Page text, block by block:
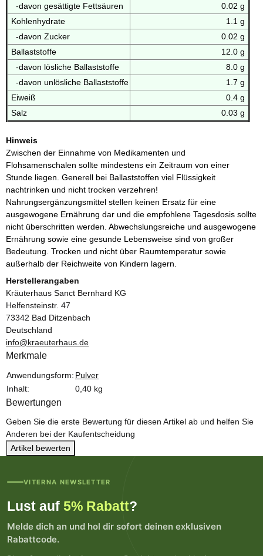
-davon gesättigte Fettsäuren
0.02 g
Kohlenhydrate
1.1 g
-davon Zucker
0.02 g
Ballaststoffe
12.0 g
-davon lösliche Ballaststoffe
8.0 g
-davon unlösliche Ballaststoffe
1.7 g
Eiweiß
0.4 g
Salz
0.03 g
Hinweis
Zwischen der Einnahme von Medikamenten und
Flohsamenschalen sollte mindestens ein Zeitraum von einer
Stunde liegen. Generell bei Ballaststoffen viel Flüssigkeit
nachtrinken und nicht trocken verzehren!
Nahrungsergänzungsmittel stellen keinen Ersatz für eine
ausgewogene Ernährung dar und die empfohlene Tagesdosis sollte
nicht überschritten werden. Abwechslungsreiche und ausgewogene
Ernährung sowie eine gesunde Lebensweise sind von großer
Bedeutung. Trocken und nicht über Raumtemperatur sowie
außerhalb der Reichweite von Kindern lagern.
Herstellerangaben
Kräuterhaus Sanct Bernhard KG
Helfensteinstr. 47
73342 Bad Ditzenbach
Deutschland
info@kraeuterhaus.de
Merkmale
Produkteigenschaft
Wert
Anwendungsform: Pulver
Inhalt:
0,40 kg
Bewertungen
Geben Sie die erste Bewertung für diesen Artikel ab und helfen Sie
Anderen bei der Kaufentscheidung
Artikel bewerten
VITERNA NEWSLETTER
Lust auf 5% Rabatt?
Melde dich an und hol dir sofort deinen exklusiven
Rabattcode.